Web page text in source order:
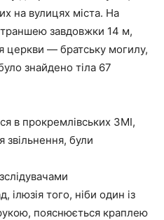
на вулицях міста. На
траншею завдовжки 14 м,
церкви — братську могилу,
знайдено тіла 67
в прокремлівських ЗМІ,
звільнення, були
ілюзія того, ніби один із
пояснюється краплею